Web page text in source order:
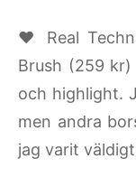
♥ Real
Brush (259
och highlight.
men andra
jag varit